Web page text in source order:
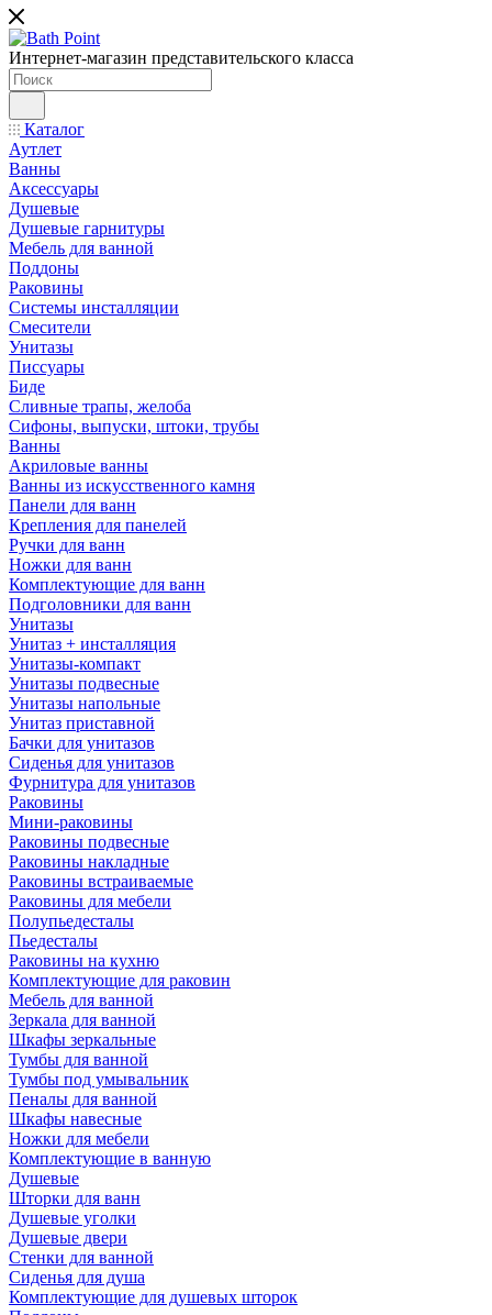
Интернет-магазин представительского класса
Каталог
Аутлет
Ванны
Аксессуары
Душевые
Душевые гарнитуры
Мебель для ванной
Поддоны
Раковины
Системы инсталляции
Смесители
Унитазы
Писсуары
Биде
Сливные трапы, желоба
Сифоны, выпуски, штоки, трубы
Ванны
Акриловые ванны
Ванны из искусственного камня
Панели для ванн
Крепления для панелей
Ручки для ванн
Ножки для ванн
Комплектующие для ванн
Подголовники для ванн
Унитазы
Унитаз + инсталляция
Унитазы-компакт
Унитазы подвесные
Унитазы напольные
Унитаз приставной
Бачки для унитазов
Сиденья для унитазов
Фурнитура для унитазов
Раковины
Мини-раковины
Раковины подвесные
Раковины накладные
Раковины встраиваемые
Раковины для мебели
Полупьедесталы
Пьедесталы
Раковины на кухню
Комплектующие для раковин
Мебель для ванной
Зеркала для ванной
Шкафы зеркальные
Тумбы для ванной
Тумбы под умывальник
Пеналы для ванной
Шкафы навесные
Ножки для мебели
Комплектующие в ванную
Душевые
Шторки для ванн
Душевые уголки
Душевые двери
Стенки для ванной
Сиденья для душа
Комплектующие для душевых шторок